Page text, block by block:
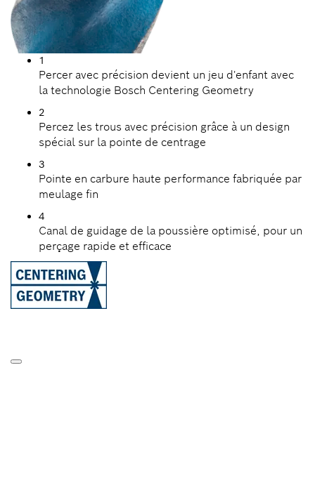
1
Percer avec précision devient un jeu d'enfant avec
la technologie Bosch Centering Geometry
2
Percez les trous avec précision grâce à un design
spécial sur la pointe de centrage
3
Pointe en carbure haute performance fabriquée par
meulage fin
4
Canal de guidage de la poussière optimisé, pour un
perçage rapide et efficace